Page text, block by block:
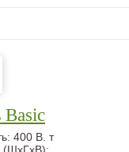
Basic
400 В. т